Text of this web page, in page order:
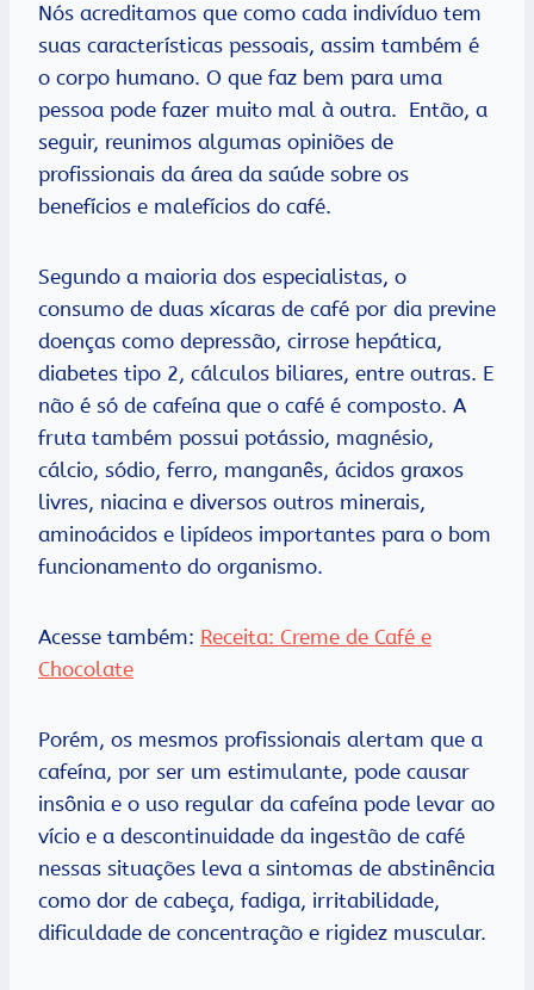
Nós acreditamos que como cada indivíduo tem
suas características pessoais, assim também é
o corpo humano. O que faz bem para uma
pessoa pode fazer muito mal à outra. Então, a
seguir, reunimos algumas opiniões de
profissionais da área da saúde sobre os
benefícios e malefícios do café.
Segundo a maioria dos especialistas, o
consumo de duas xícaras de café por dia previne
doenças como depressão, cirrose hepática,
diabetes tipo 2, cálculos biliares, entre outras. E
não é só de cafeína que o café é composto. A
fruta também possui potássio, magnésio,
cálcio, sódio, ferro, manganês, ácidos graxos
livres, niacina e diversos outros minerais,
aminoácidos e lipídeos importantes para o bom
funcionamento do organismo.
Acesse também: Receita: Creme de Café e
Chocolate
Porém, os mesmos profissionais alertam que a
cafeína, por ser um estimulante, pode causar
insônia e o uso regular da cafeína pode levar ao
vício e a descontinuidade da ingestão de café
nessas situações leva a sintomas de abstinência
como dor de cabeça, fadiga, irritabilidade,
dificuldade de concentração e rigidez muscular.